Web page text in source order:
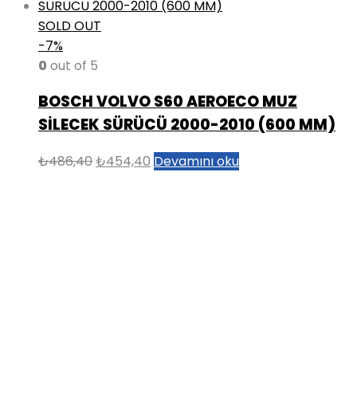
SOLD OUT
-7%
0 out of 5
BOSCH VOLVO S60 AEROECO MUZ
SİLECEK SÜRÜCÜ 2000-2010 (600 MM)
₺486,40Orijinal
₺454,40 Şu
Devamını oku